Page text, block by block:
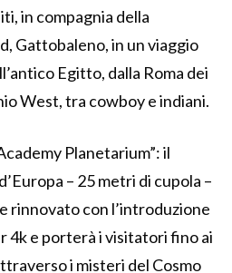
in compagnia della
Gattobaleno, in un viaggio
Egitto, dalla Roma dei
West, tra cowboy e indiani.
Planetarium”: il
– 25 metri di cupola –
rinnovato con l’introduzione
4k e porterà i visitatori fino ai
i misteri del Cosmo